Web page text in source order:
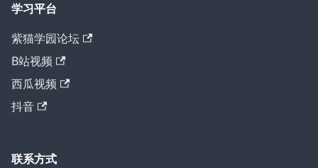
学习平台
紫猫学园论坛
B站视频
西瓜视频
抖音
联系方式